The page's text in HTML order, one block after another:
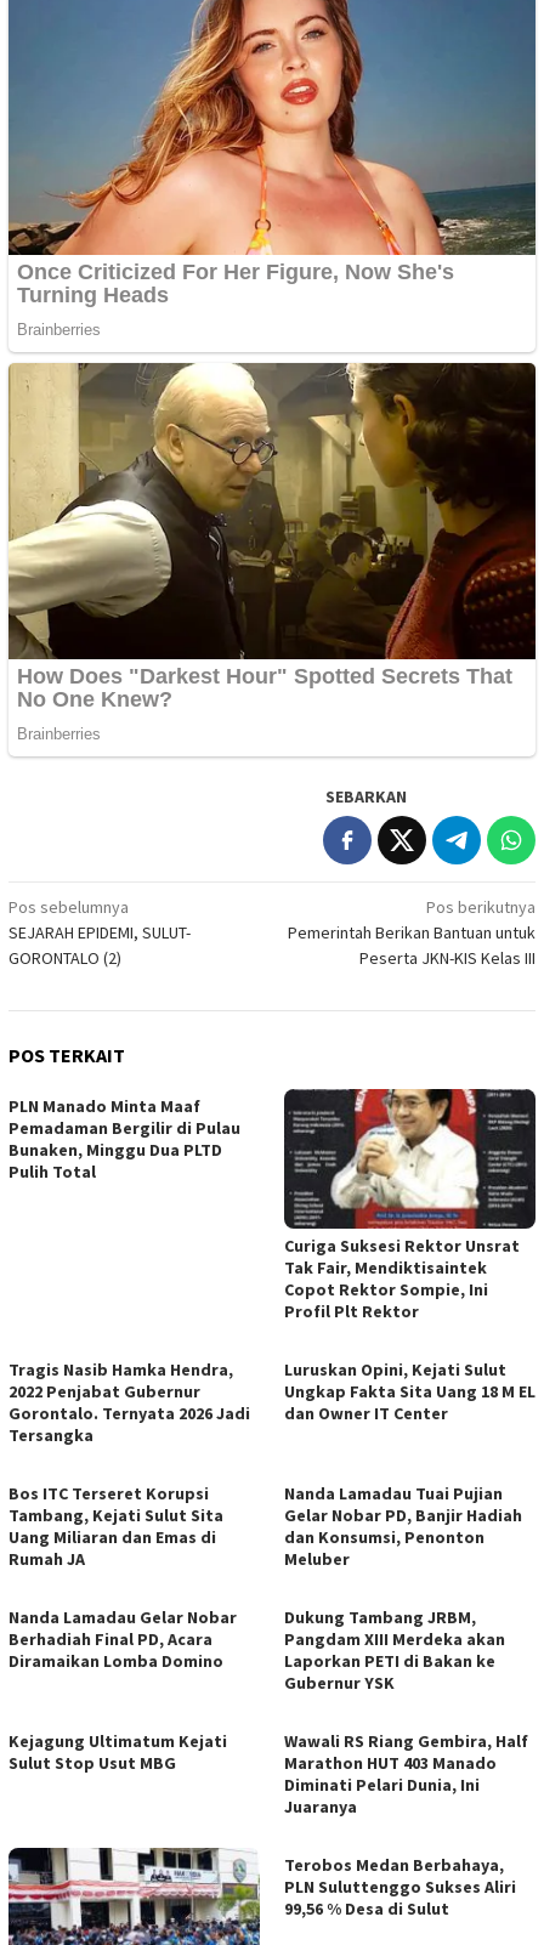
SEBARKAN
Navigasi
pos
Pos sebelumnya
SEJARAH EPIDEMI, SULUT-
GORONTALO (2)
Pos berikutnya
Pemerintah Berikan Bantuan untuk
Peserta JKN-KIS Kelas III
POS TERKAIT
PLN Manado Minta Maaf
Pemadaman Bergilir di Pulau
Bunaken, Minggu Dua PLTD
Pulih Total
Curiga Suksesi Rektor Unsrat
Tak Fair, Mendiktisaintek
Copot Rektor Sompie, Ini
Profil Plt Rektor
Tragis Nasib Hamka Hendra,
2022 Penjabat Gubernur
Gorontalo. Ternyata 2026 Jadi
Tersangka
Luruskan Opini, Kejati Sulut
Ungkap Fakta Sita Uang 18 M EL
dan Owner IT Center
Bos ITC Terseret Korupsi
Tambang, Kejati Sulut Sita
Uang Miliaran dan Emas di
Rumah JA
Nanda Lamadau Tuai Pujian
Gelar Nobar PD, Banjir Hadiah
dan Konsumsi, Penonton
Meluber
Nanda Lamadau Gelar Nobar
Berhadiah Final PD, Acara
Diramaikan Lomba Domino
Dukung Tambang JRBM,
Pangdam XIII Merdeka akan
Laporkan PETI di Bakan ke
Gubernur YSK
Kejagung Ultimatum Kejati
Sulut Stop Usut MBG
Wawali RS Riang Gembira, Half
Marathon HUT 403 Manado
Diminati Pelari Dunia, Ini
Juaranya
Terobos Medan Berbahaya,
PLN Suluttenggo Sukses Aliri
99,56 % Desa di Sulut